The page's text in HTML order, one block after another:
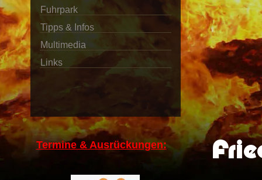
Fuhrpark
Tipps & Infos
Multimedia
Links
Termine & Ausrückungen: